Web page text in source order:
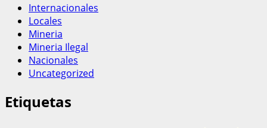
Internacionales
Locales
Mineria
Mineria Ilegal
Nacionales
Uncategorized
Etiquetas